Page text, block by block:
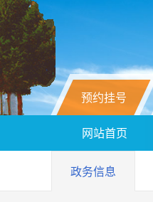
预约挂号
网站首页
政务信息